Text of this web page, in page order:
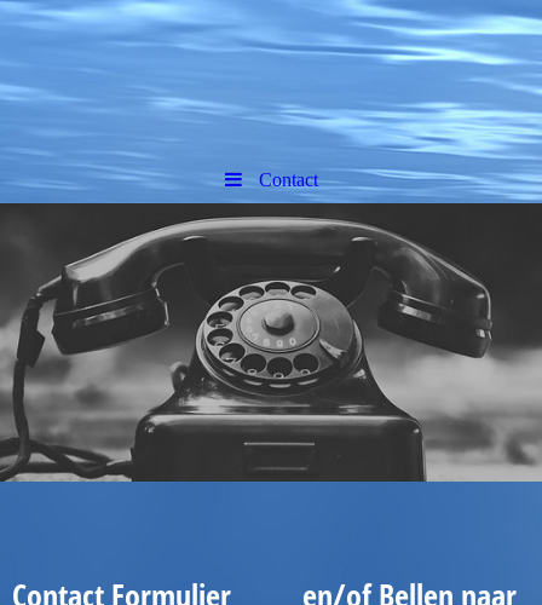
Contact
Contact Formulier en/of Bellen naar